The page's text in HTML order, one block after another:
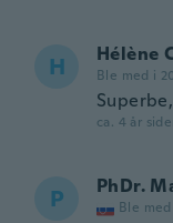
H Hélène
Ble med i
ca. 4 år
P PhDr.
Ble